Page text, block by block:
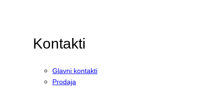
Kontakti
Glavni kontakti
Prodaja